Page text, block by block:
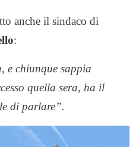
anche il sindaco di
:
e chiunque sappia
quella sera, ha il
di parlare”.